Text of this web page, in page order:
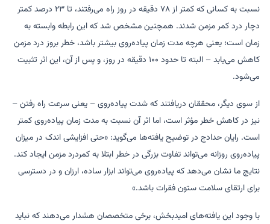
نسبت به کسانی که کمتر از ۷۸ دقیقه در روز راه می‌رفتند، تا ۲۳ درصد کمتر
دچار درد کمر مزمن شدند. همچنین مشخص شد که این رابطه وابسته به
زمان است؛ یعنی هرچه مدت زمان پیاده‌روی بیشتر باشد، خطر بروز درد مزمن
کاهش می‌یابد – البته تا حدود ۱۰۰ دقیقه در روز، و پس از آن، این اثر تثبیت
می‌شود.
از سوی دیگر، محققان دریافتند که شدت پیاده‌روی – یعنی سرعت راه رفتن –
نیز در کاهش خطر مؤثر است، اما اثر آن نسبت به مدت زمان پیاده‌روی کمتر
است. رایان حدادج در توضیح یافته‌ها می‌گوید: «حتی افزایشی اندک در میزان
پیاده‌روی روزانه می‌تواند تفاوت بزرگی در خطر ابتلا به کمردرد مزمن ایجاد کند.
نتایج ما نشان می‌دهد که پیاده‌روی می‌تواند ابزار ساده، ارزان و در دسترسی
برای ارتقای سلامت ستون فقرات باشد.»
با وجود این یافته‌های امیدبخش، برخی متخصصان هشدار می‌دهند که نباید